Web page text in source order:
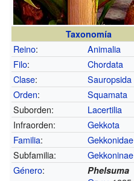
Taxonomía
Reino:
Animalia
Filo:
Chordata
Clase:
Sauropsida
Orden:
Squamata
Suborden:
Lacertilia
Infraorden:
Gekkota
Familia:
Gekkonidae
Subfamilia:
Gekkoninae
Género: Phelsuma